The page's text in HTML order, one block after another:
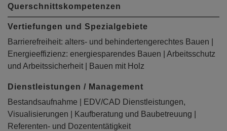
Querschnittskompetenzen
Vertiefungen und Spezialgebiete
Barrierefreiheit: alters- und behindertengerechtes Bauen |
Energieeffizienz: energiesparendes Bauen | Arbeitsschutz
und Arbeitssicherheit | Bauen mit Holz
Dienstleistungen / Management
Bestandsaufnahme | EDV/CAD Dienstleistungen,
Visualisierungen | Kaufberatung und Baubetreuung |
Referenten- und Dozententätigkeit